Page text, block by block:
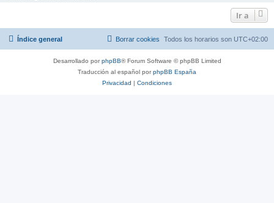
Ir a
Índice general Todos los horarios son UTC+02:00
Borrar cookies
Desarrollado porphpBB® Forum Software © phpBB Limited
Traducción al español porphpBB España
Privacidad | Condiciones